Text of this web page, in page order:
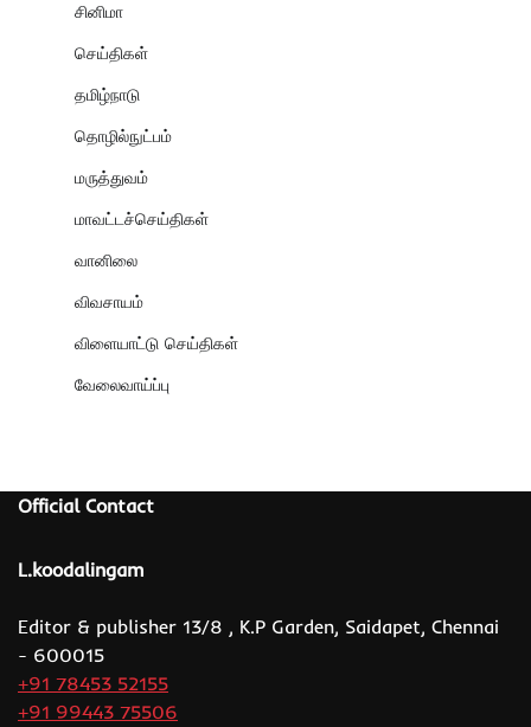
சினிமா
செய்திகள்
தமிழ்நாடு
தொழில்நுட்பம்
மருத்துவம்
மாவட்டச்செய்திகள்
வானிலை
விவசாயம்
விளையாட்டு செய்திகள்
வேலைவாய்ப்பு
Official Contact
L.koodalingam
Editor & publisher 13/8 , K.P Garden, Saidapet, Chennai
- 600015
+91 78453 52155
+91 99443 75506